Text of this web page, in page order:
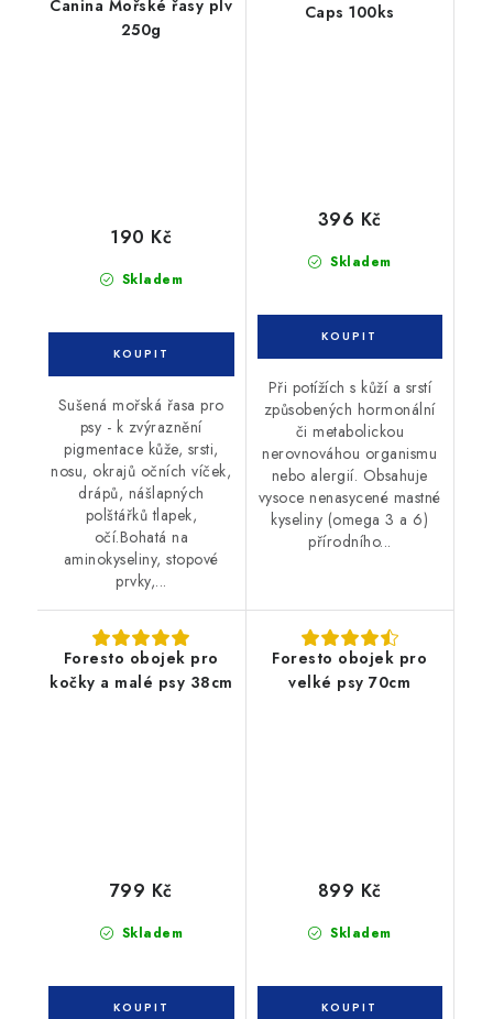
Canina Mořské řasy plv
250g
Skladem
190 Kč
Sušená mořská řasa pro
psy - k zvýraznění
pigmentace kůže, srsti,
nosu, okrajů očních víček,
drápů, nášlapných
polštářků tlapek,
očí.Bohatá na
aminokyseliny, stopové
prvky,...
Caps 100ks
Skladem
396 Kč
Při potížích s kůží a srstí
způsobených hormonální
či metabolickou
nerovnováhou organismu
nebo alergií. Obsahuje
vysoce nenasycené mastné
kyseliny (omega 3 a 6)
přírodního...
Foresto obojek pro
kočky a malé psy 38cm
Skladem
799 Kč
Foresto obojek pro
velké psy 70cm
Skladem
899 Kč